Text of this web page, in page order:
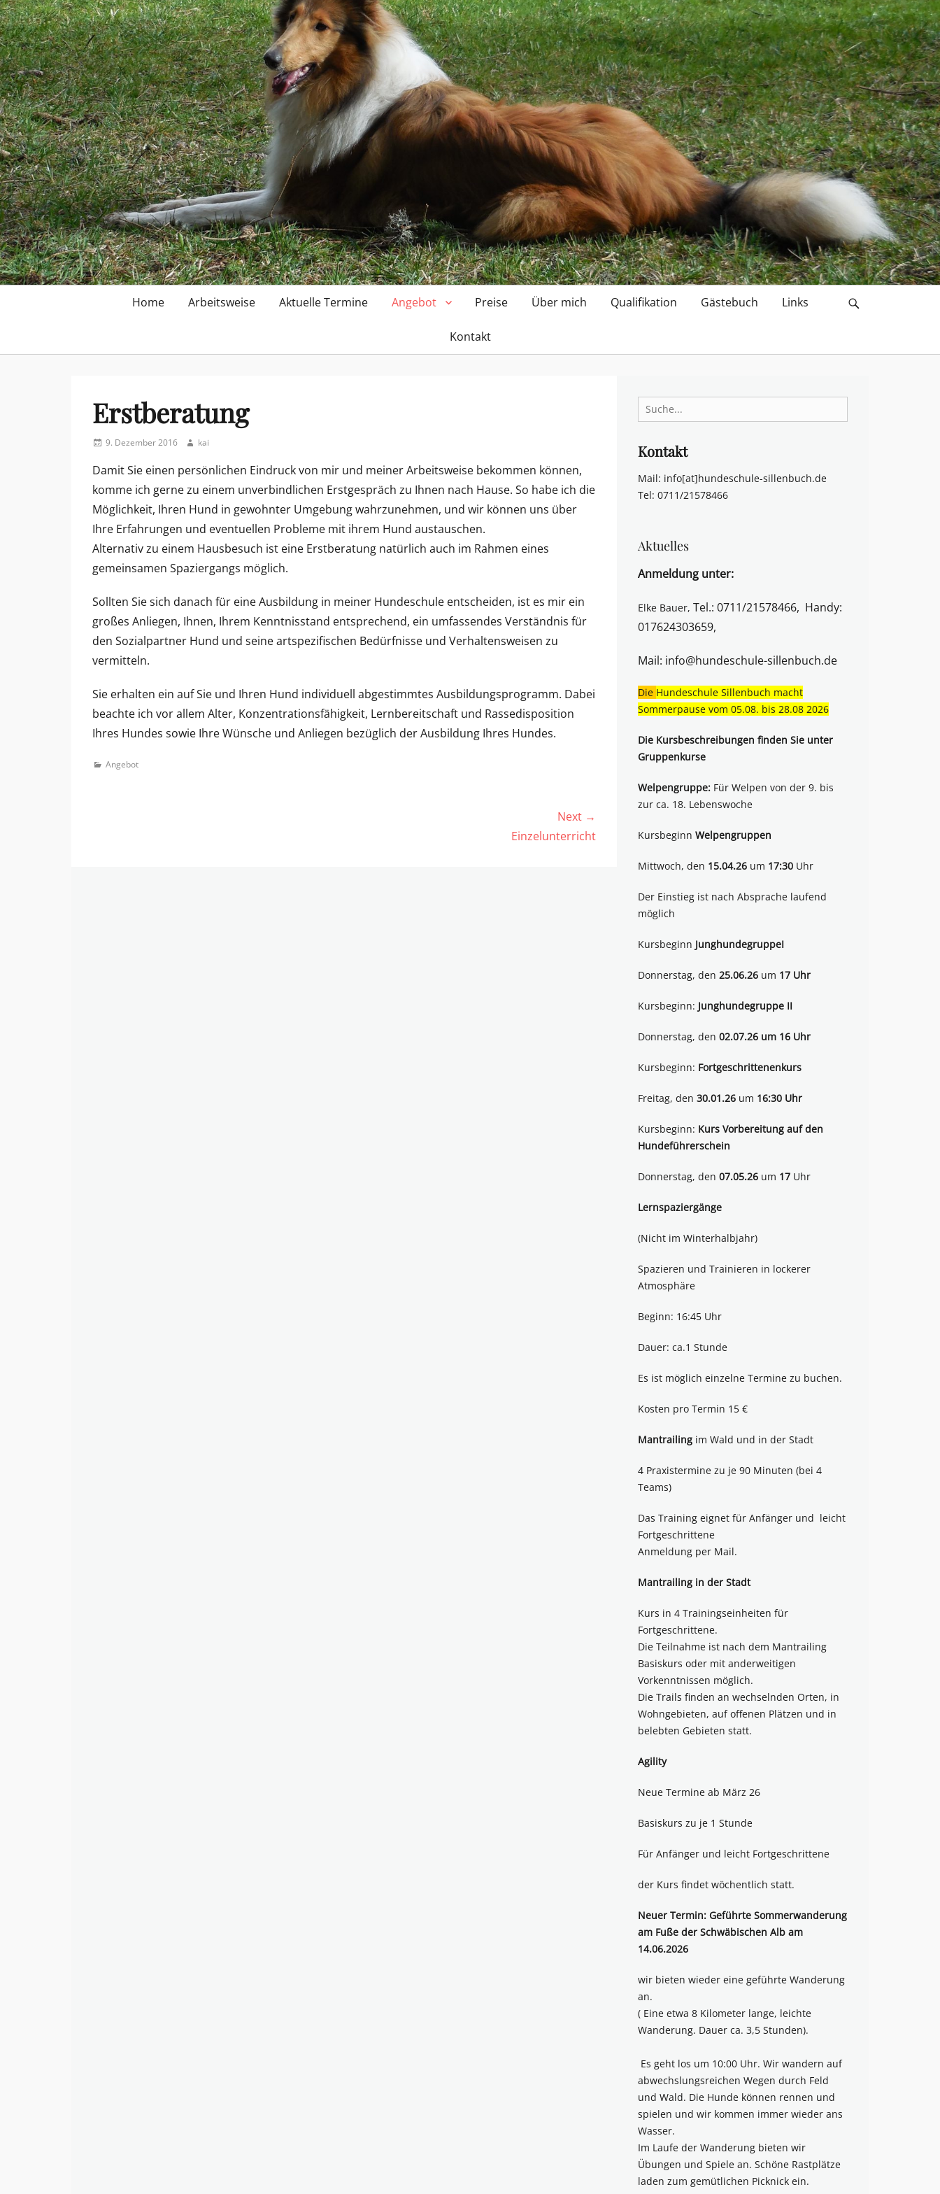
PrimaryHome Arbeitsweise Aktuelle Termine Angebot Preise Über mich Qualifikation Gästebuch Links
Kontakt
Erstberatung
Posted9. Dezember 2016 Author
kai
Damit Sie einen persönlichen Eindruck von mir und meiner Arbeitsweise bekommen können,
komme ich gerne zu einem unverbindlichen Erstgespräch zu Ihnen nach Hause. So habe ich die
Möglichkeit, Ihren Hund in gewohnter Umgebung wahrzunehmen, und wir können uns über
Ihre Erfahrungen und eventuellen Probleme mit ihrem Hund austauschen.
Alternativ zu einem Hausbesuch ist eine Erstberatung natürlich auch im Rahmen eines
gemeinsamen Spaziergangs möglich.
Sollten Sie sich danach für eine Ausbildung in meiner Hundeschule entscheiden, ist es mir ein
großes Anliegen, Ihnen, Ihrem Kenntnisstand entsprechend, ein umfassendes Verständnis für
den Sozialpartner Hund und seine artspezifischen Bedürfnisse und Verhaltensweisen zu
vermitteln.
Sie erhalten ein auf Sie und Ihren Hund individuell abgestimmtes Ausbildungsprogramm. Dabei
beachte ich vor allem Alter, Konzentrationsfähigkeit, Lernbereitschaft und Rassedisposition
Ihres Hundes sowie Ihre Wünsche und Anliegen bezüglich der Ausbildung Ihres Hundes.
Categories
Angebot
Next →
Einzelunterricht
Search
for:
Kontakt
Mail: info[at]hundeschule-sillenbuch.de
Tel: 0711/21578466
Aktuelles
Anmeldung unter:
Elke Bauer, Tel.: 0711/21578466, Handy:
017624303659,
Mail: info@hundeschule-sillenbuch.de
Die Hundeschule Sillenbuch macht
Sommerpause vom 05.08. bis 28.08 2026
Die Kursbeschreibungen finden Sie unter
Gruppenkurse
Welpengruppe: Für Welpen von der 9. bis
zur ca. 18. Lebenswoche
Kursbeginn Welpengruppen
Mittwoch, den 15.04.26 um 17:30 Uhr
Der Einstieg ist nach Absprache laufend
möglich
Kursbeginn JunghundegruppeI
Donnerstag, den 25.06.26 um 17 Uhr
Kursbeginn: Junghundegruppe II
Donnerstag, den 02.07.26 um 16 Uhr
Kursbeginn: Fortgeschrittenenkurs
Freitag, den 30.01.26 um 16:30 Uhr
Kursbeginn: Kurs Vorbereitung auf den
Hundeführerschein
Donnerstag, den 07.05.26 um 17 Uhr
Lernspaziergänge
(Nicht im Winterhalbjahr)
Spazieren und Trainieren in lockerer
Atmosphäre
Beginn: 16:45 Uhr
Dauer: ca.1 Stunde
Es ist möglich einzelne Termine zu buchen.
Kosten pro Termin 15 €
Mantrailing im Wald und in der Stadt
4 Praxistermine zu je 90 Minuten (bei 4
Teams)
Das Training eignet für Anfänger und leicht
Fortgeschrittene
Anmeldung per Mail.
Mantrailing in der Stadt
Kurs in 4 Trainingseinheiten für
Fortgeschrittene.
Die Teilnahme ist nach dem Mantrailing
Basiskurs oder mit anderweitigen
Vorkenntnissen möglich.
Die Trails finden an wechselnden Orten, in
Wohngebieten, auf offenen Plätzen und in
belebten Gebieten statt.
Agility
Neue Termine ab März 26
Basiskurs zu je 1 Stunde
Für Anfänger und leicht Fortgeschrittene
der Kurs findet wöchentlich statt.
Neuer Termin: Geführte Sommerwanderung
am Fuße der Schwäbischen Alb am
14.06.2026
wir bieten wieder eine geführte Wanderung
an.
( Eine etwa 8 Kilometer lange, leichte
Wanderung. Dauer ca. 3,5 Stunden).
Es geht los um 10:00 Uhr. Wir wandern auf
abwechslungsreichen Wegen durch Feld
und Wald. Die Hunde können rennen und
spielen und wir kommen immer wieder ans
Wasser.
Im Laufe der Wanderung bieten wir
Übungen und Spiele an. Schöne Rastplätze
laden zum gemütlichen Picknick ein.